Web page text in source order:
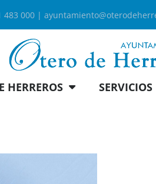
483 000 |
HERREROS SERVICIOS